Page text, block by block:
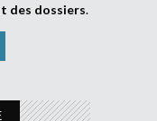
des dossiers.